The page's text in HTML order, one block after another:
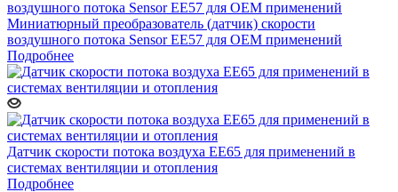
Миниатюрный преобразователь (датчик) скорости
воздушного потока Sensor EE57 для OEM применений
Подробнее
Датчик скорости потока воздуха EE65 для применений в
системах вентиляции и отопления
Подробнее